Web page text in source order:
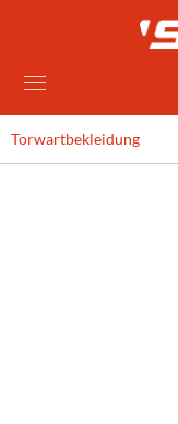
Torwartbekleidung